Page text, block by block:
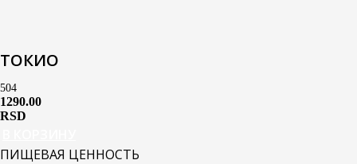
ТОКИО
504
1290.00
RSD
ПИЩЕВАЯ ЦЕННОСТЬ